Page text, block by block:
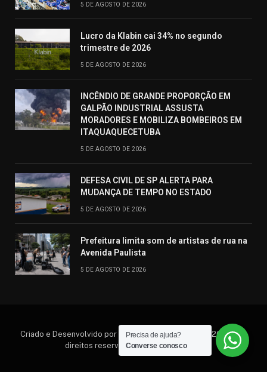
5 DE AGOSTO DE 2026
Lucro da Klabin cai 34% no segundo
trimestre de 2026
5 DE AGOSTO DE 2026
INCÊNDIO DE GRANDE PROPORÇÃO EM
GALPÃO INDUSTRIAL ASSUSTA
MORADORES E MOBILIZA BOMBEIROS EM
ITAQUAQUECETUBA
5 DE AGOSTO DE 2026
DEFESA CIVIL DE SP ALERTA PARA
MUDANÇA DE TEMPO NO ESTADO
5 DE AGOSTO DE 2026
Prefeitura limita som de artistas de rua na
Avenida Paulista
5 DE AGOSTO DE 2026
Criado e Desenvolvido por Hosting Prime Brasil © 2026 Todos
direitos reservados. (11) 95552.6792
Precisa de ajuda?
Converse conosco